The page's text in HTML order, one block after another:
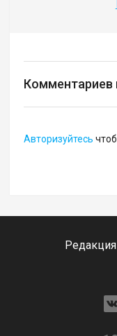
Комментариев
Авторизуйтесь
Редакция